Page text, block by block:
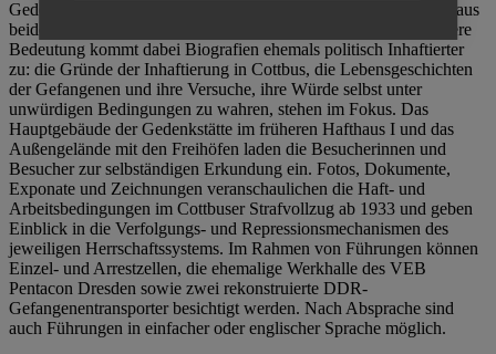
Gedenkstätte Zuchthaus Cottbus Beispiele politischen Unrechts aus
beiden deutschen Diktaturen des 20. Jahrhunderts. Eine besondere
Bedeutung kommt dabei Biografien ehemals politisch Inhaftierter
zu: die Gründe der Inhaftierung in Cottbus, die Lebensgeschichten
der Gefangenen und ihre Versuche, ihre Würde selbst unter
unwürdigen Bedingungen zu wahren, stehen im Fokus. Das
Hauptgebäude der Gedenkstätte im früheren Hafthaus I und das
Außengelände mit den Freihöfen laden die Besucherinnen und
Besucher zur selbständigen Erkundung ein. Fotos, Dokumente,
Exponate und Zeichnungen veranschaulichen die Haft- und
Arbeitsbedingungen im Cottbuser Strafvollzug ab 1933 und geben
Einblick in die Verfolgungs- und Repressionsmechanismen des
jeweiligen Herrschaftssystems. Im Rahmen von Führungen können
Einzel- und Arrestzellen, die ehemalige Werkhalle des VEB
Pentacon Dresden sowie zwei rekonstruierte DDR-
Gefangenentransporter besichtigt werden. Nach Absprache sind
auch Führungen in einfacher oder englischer Sprache möglich.